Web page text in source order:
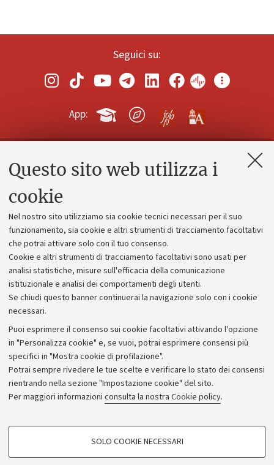
Questo sito web utilizza i
cookie
Nel nostro sito utilizziamo sia cookie tecnici necessari per il suo
funzionamento, sia cookie e altri strumenti di tracciamento facoltativi
che potrai attivare solo con il tuo consenso.
Cookie e altri strumenti di tracciamento facoltativi sono usati per
analisi statistiche, misure sull'efficacia della comunicazione
istituzionale e analisi dei comportamenti degli utenti.
Se chiudi questo banner continuerai la navigazione solo con i cookie
necessari.
Puoi esprimere il consenso sui cookie facoltativi attivando l'opzione
in "Personalizza cookie" e, se vuoi, potrai esprimere consensi più
specifici in "Mostra cookie di profilazione".
Potrai sempre rivedere le tue scelte e verificare lo stato dei consensi
rientrando nella sezione "Impostazione cookie" del sito.
Per maggiori informazioni consulta la nostra Cookie policy.
COOKIE DI PROFILAZIONE - FACOLTATIVI
SOLO COOKIE NECESSARI
Seguici su:
App:
Contatti e PEC
Alumni community
Piano strategico
Bilanci
Donazioni e 5x1000
Bandi, gare e concorsi
Albo online
Amministrazione trasparente
Atti di notifica
Informazioni sul sito e accessibilità
Dichiarazione di accessibilità
Privacy e note legali